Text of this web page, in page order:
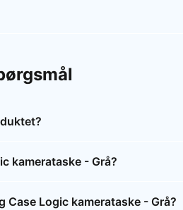
kamerataske - Grå?
Logic kamerataske - Grå?